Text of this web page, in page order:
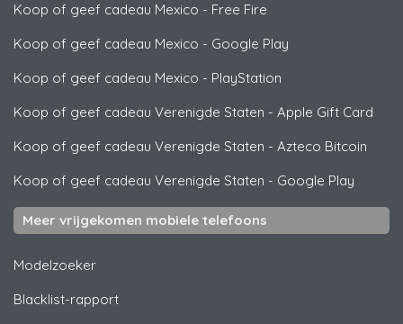
Koop of geef cadeau Mexico - Free Fire
Koop of geef cadeau Mexico - Google Play
Koop of geef cadeau Mexico - PlayStation
Koop of geef cadeau Verenigde Staten - Apple Gift Card
Koop of geef cadeau Verenigde Staten - Azteco Bitcoin
Koop of geef cadeau Verenigde Staten - Google Play
Meer vrijgekomen mobiele telefoons
Modelzoeker
Blacklist-rapport